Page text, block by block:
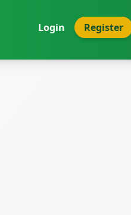
Login Register